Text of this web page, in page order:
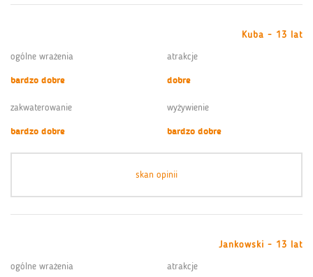
Kuba - 13 lat
ogólne wrażenia
bardzo dobre
atrakcje
dobre
zakwaterowanie
bardzo dobre
wyżywienie
bardzo dobre
skan opinii
Jankowski - 13 lat
ogólne wrażenia
atrakcje